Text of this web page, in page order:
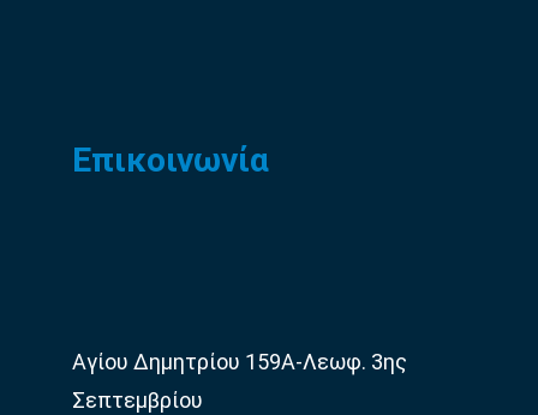
Επικοινωνία
Αγίου Δημητρίου 159Α-Λεωφ. 3ης
Σεπτεμβρίου